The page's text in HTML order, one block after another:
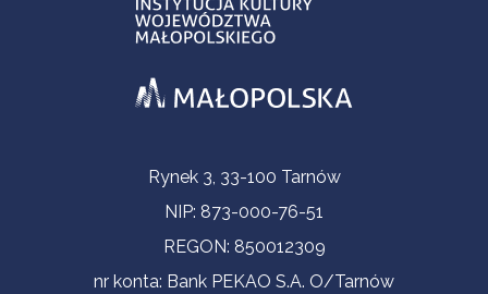
Informacje kontaktoweRynek 3, 33-100 Tarnów
NIP: 873-000-76-51
REGON: 850012309
nr konta: Bank PEKAO S.A. O/Tarnów